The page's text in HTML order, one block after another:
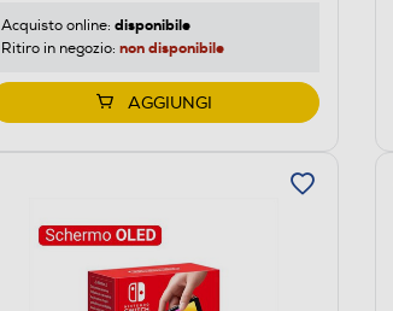
Acquisto online: disponibile
Ritiro in negozio: non disponibile
AGGIUNGI